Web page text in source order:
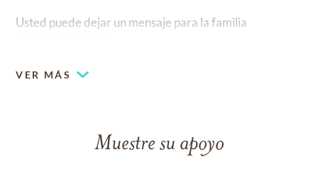
Usted puede dejar un mensaje para la familia
VER MÁS
Muestre su apoyo